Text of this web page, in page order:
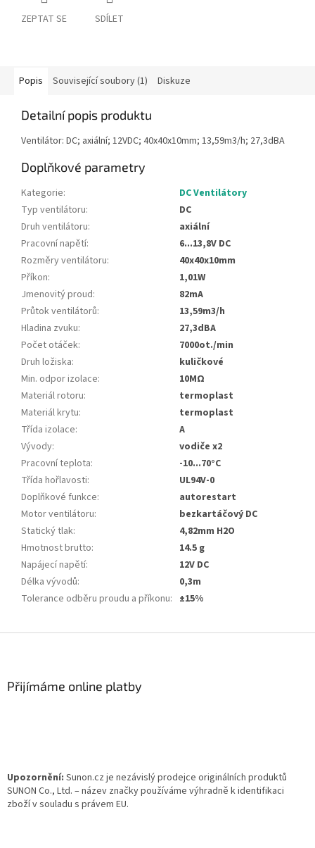
ZEPTAT SE SDÍLET
Popis Související soubory (1) Diskuze
Detailní popis produktu
Ventilátor: DC; axiální; 12VDC; 40x40x10mm; 13,59m3/h; 27,3dBA
Doplňkové parametry
Kategorie:
DC Ventilátory
Typ ventilátoru:
DC
Druh ventilátoru:
axiální
Pracovní napětí:
6...13,8V DC
Rozměry ventilátoru:
40x40x10mm
Příkon:
1,01W
Jmenovitý proud:
82mA
Průtok ventilátorů:
13,59m3/h
Hladina zvuku:
27,3dBA
Počet otáček:
7000ot./min
Druh ložiska:
kuličkové
Min. odpor izolace:
10MΩ
Materiál rotoru:
termoplast
Materiál krytu:
termoplast
Třída izolace:
A
Vývody:
vodiče x2
Pracovní teplota:
-10...70°C
Třída hořlavosti:
UL94V-0
Doplňkové funkce:
autorestart
Motor ventilátoru:
bezkartáčový DC
Statický tlak:
4,82mm H2O
Hmotnost brutto:
14.5 g
Napájecí napětí:
12V DC
Délka vývodů:
0,3m
Tolerance odběru proudu a příkonu: ±15%
Přijímáme online platby
Upozornění: Sunon.cz je nezávislý prodejce originálních produktů
SUNON Co., Ltd. – název značky používáme výhradně k identifikaci
zboží v souladu s právem EU.